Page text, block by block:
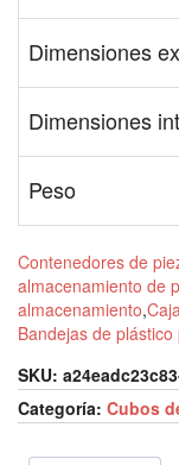
Dimensiones
Dimensiones
Peso
Contenedores de
almacenamiento de
almacenamiento,
Bandejas de
SKU:
Categoría: Cubos